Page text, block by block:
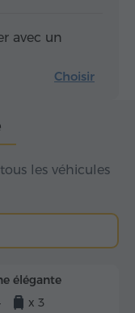
avec un
Choisir
les véhicules
élégante
x 3